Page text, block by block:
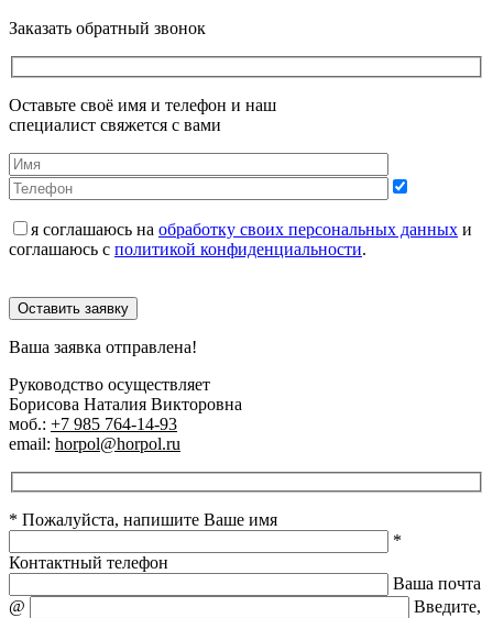
Заказать обратный звонок
Оставьте своё имя и телефон и наш
специалист свяжется с вами
я соглашаюсь на обработку своих персональных данных и
соглашаюсь с политикой конфиденциальности.
Оставить заявку
Ваша заявка отправлена!
Руководство осуществляет
Борисова Наталия Викторовна
моб.: +7 985 764-14-93
email: horpol@horpol.ru
* Пожалуйста, напишите Ваше имя
*
Контактный телефон
Ваша почта
@
Введите,